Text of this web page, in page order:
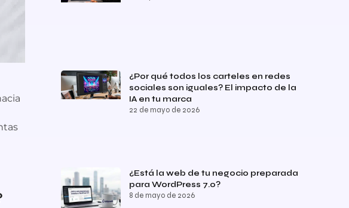
¿Por qué todos los carteles en redes
sociales son iguales? El impacto de la
IA en tu marca
22 de mayo de 2026
¿Está la web de tu negocio preparada
para WordPress 7.0?
8 de mayo de 2026